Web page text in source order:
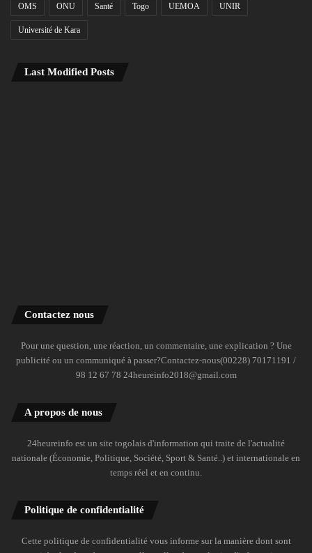
OMS ONU Santé Togo UEMOA UNIR
Université de Kara
Last Modified Posts
Contactez nous
Pour une question, une réaction, un commentaire, une explication ? Une
publicité ou un communiqué à passer?Contactez-nous(00228) 70171191 /
98 12 67 78 24heureinfo2018@gmail.com
A propos de nous
24heureinfo est un site togolais d'information qui traite de l'actualité
nationale (Économie, Politique, Société, Sport & Santé..) et internationale en
temps réel et en continu.
Politique de confidentialité
Cette politique de confidentialité vous informe sur la manière dont sont